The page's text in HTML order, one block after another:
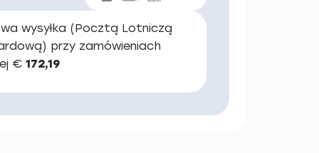
wysyłka (Pocztą Lotniczą
przy zamówieniach
€ 172,19